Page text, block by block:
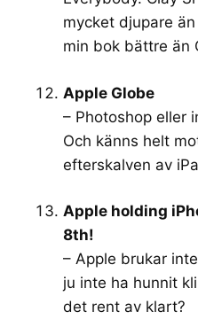
mycket djupare
min bok bättre än
Apple Globe
– Photoshop eller
Och känns helt
efterskalven av
Apple holding
8th!
– Apple brukar
ju inte ha hunnit
det rent av klart?